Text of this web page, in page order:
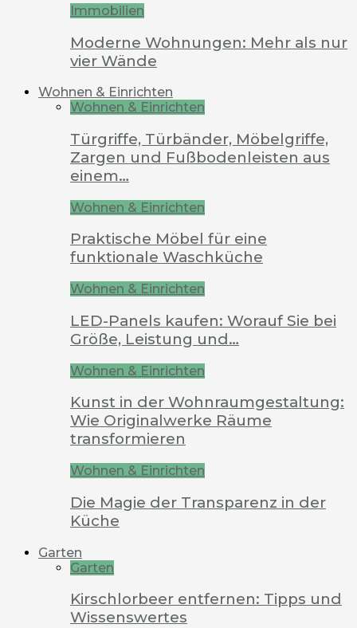
Immobilien
Moderne Wohnungen: Mehr als nur
vier Wände
Wohnen & Einrichten
Wohnen & Einrichten
Türgriffe, Türbänder, Möbelgriffe,
Zargen und Fußbodenleisten aus
einem…
Wohnen & Einrichten
Praktische Möbel für eine
funktionale Waschküche
Wohnen & Einrichten
LED-Panels kaufen: Worauf Sie bei
Größe, Leistung und…
Wohnen & Einrichten
Kunst in der Wohnraumgestaltung:
Wie Originalwerke Räume
transformieren
Wohnen & Einrichten
Die Magie der Transparenz in der
Küche
Garten
Garten
Kirschlorbeer entfernen: Tipps und
Wissenswertes